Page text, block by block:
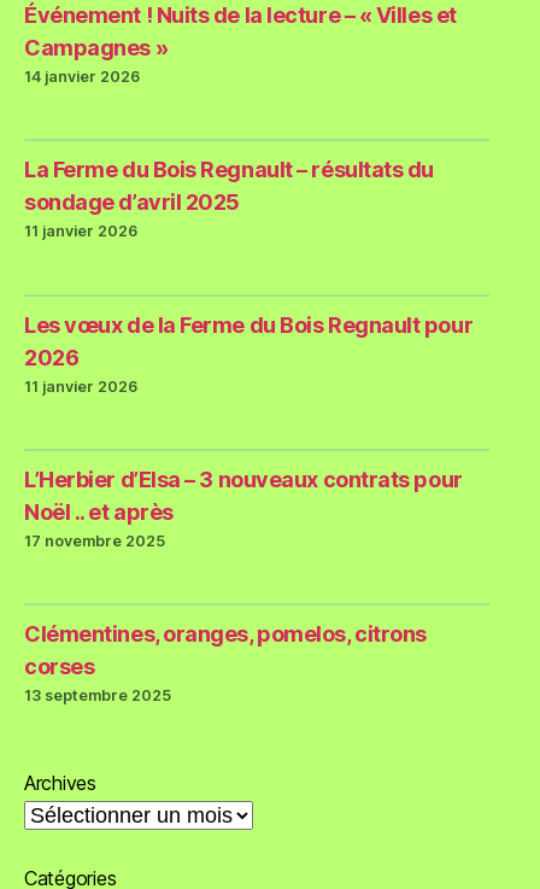
Événement ! Nuits de la lecture – « Villes et
Campagnes »
14 janvier 2026
La Ferme du Bois Regnault – résultats du
sondage d’avril 2025
11 janvier 2026
Les vœux de la Ferme du Bois Regnault pour
2026
11 janvier 2026
L’Herbier d’Elsa – 3 nouveaux contrats pour
Noël .. et après
17 novembre 2025
Clémentines, oranges, pomelos, citrons
corses
13 septembre 2025
Archives
Catégories